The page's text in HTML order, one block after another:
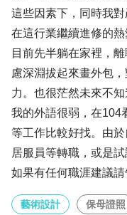
這些因素下，同時我
在這行業繼續進修的熱
目前先半躺在家裡，
慮深淵拔起來畫外包
力。也很茫然未來不知
我的外語很弱，在104
等工作比較好找。由
居服員等轉職，或是試
如果有任何職涯建議請
藝術設計 保母證照